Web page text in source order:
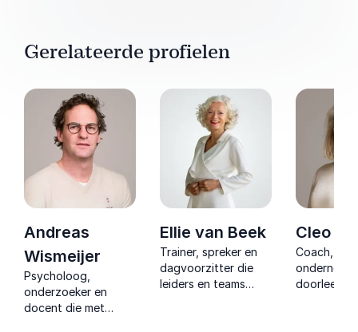
Gerelateerde profielen
Andreas
Wismeijer
Psycholoog,
onderzoeker en
docent die met
Ellie van Beek
Trainer, spreker en
dagvoorzitter die
leiders en teams
Cleo
Coach,
doorleefde